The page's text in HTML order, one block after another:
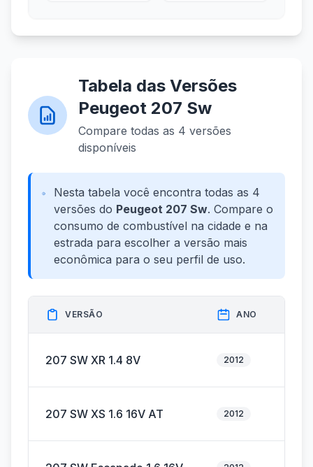
Tabela das Versões
Peugeot 207 Sw
Compare todas as 4 versões
disponíveis
Nesta tabela você encontra todas as 4
versões do Peugeot 207 Sw. Compare o
consumo de combustível na cidade e na
estrada para escolher a versão mais
econômica para o seu perfil de uso.
VERSÃO ANO
207 SW XR 1.4 8V 2012
207 SW XS 1.6 16V AT 2012